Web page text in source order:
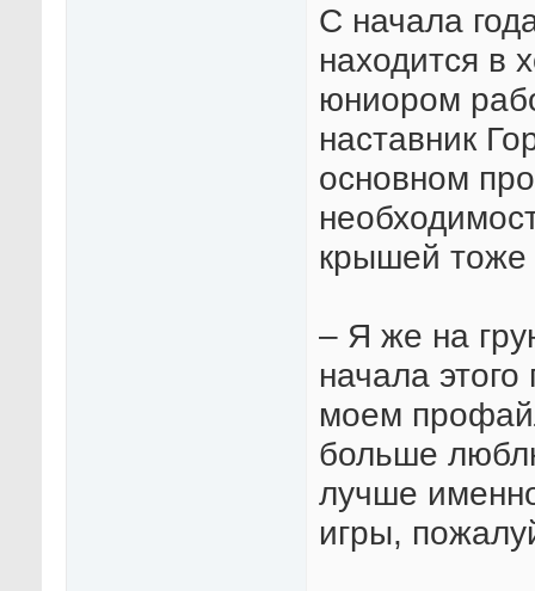
С начала
находится в
юниором
наставник
основном
крышей тоже
– Я же на
начала
моем
больше
лучше
игры,